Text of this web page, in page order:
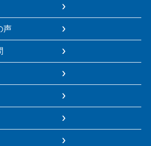
声